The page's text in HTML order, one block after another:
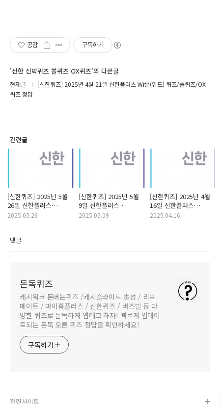
공감 구독하기
'신한 신박퀴즈 쏠퀴즈 OX퀴즈'의 다른글
현재글
[신한퀴즈] 2025년 4월 21일 신한플러스 With(위드) 퀴즈/쏠퀴즈/OX
퀴즈 정답
관련글
[신한퀴즈] 2025년 5월
26일 신한플러스
With(위드) 퀴즈/
2025.05.26
[신한퀴즈] 2025년 5월
9일 신한플러스
With(위드) 퀴즈/
2025.05.09
[신한퀴즈] 2025년 4월
16일 신한플러스
With(위드) 퀴즈/
2025.04.16
댓글
돈독퀴즈
캐시워크 돈버는퀴즈 /캐시슬라이드 초성 / 리브
메이트 / 마이홈플러스 / 신한퀴즈 / 버즈빌 등 다
양한 퀴즈로 돈독하게 앱테크 하자! 빠르게 업데이
트되는 돈독 오른 퀴즈 정답을 확인하세요!
구독하기
관련사이트